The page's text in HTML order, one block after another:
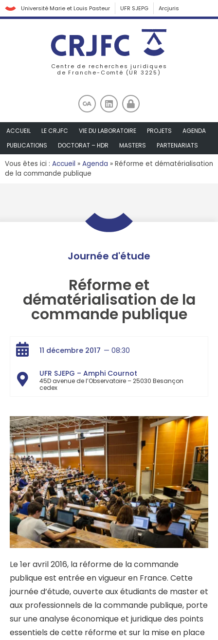
Université Marie et Louis Pasteur UFR SJEPG Arcjuris
Centre de recherches juridiques
de Franche-Comté (UR 3225)
ACCUEIL LE CRJFC VIE DU LABORATOIRE PROJETS
AGENDA
PUBLICATIONS
DOCTORAT – HDR MASTERS PARTENARIATS
Vous êtes ici : Accueil » Agenda » Réforme et dématérialisation
de la commande publique
Journée d'étude
Réforme et
dématérialisation de la
commande publique
11 décembre 2017 — 08:30
UFR SJEPG – Amphi Cournot
45D avenue de l’Observatoire – 25030 Besançon
cedex
Le 1er avril 2016, la réforme de la commande
publique est entrée en vigueur en France. Cette
journée d’étude, ouverte aux étudiants de master et
aux professionnels de la commande publique, porte
sur une analyse économique et juridique des points
essentiels de cette réforme et sur la mise en place